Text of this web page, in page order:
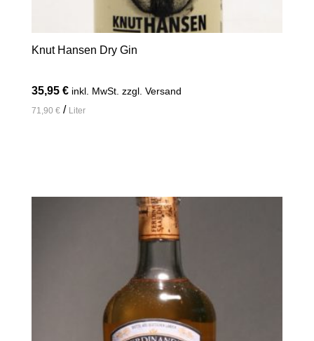
Knut Hansen Dry Gin
35,95 € inkl. MwSt. zzgl. Versand
71,90 €/ Liter